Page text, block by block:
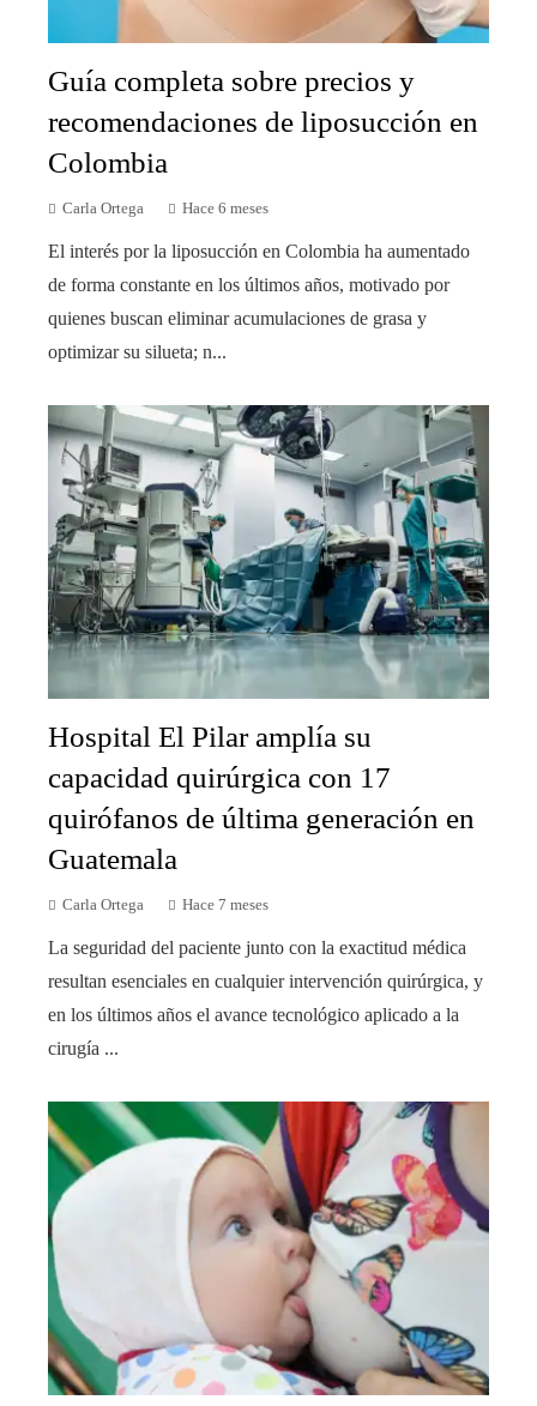
Guía completa sobre precios y
recomendaciones de liposucción en
Colombia
Carla Ortega Hace 6 meses
El interés por la liposucción en Colombia ha aumentado
de forma constante en los últimos años, motivado por
quienes buscan eliminar acumulaciones de grasa y
optimizar su silueta; n...
Hospital El Pilar amplía su
capacidad quirúrgica con 17
quirófanos de última generación en
Guatemala
Carla Ortega Hace 7 meses
La seguridad del paciente junto con la exactitud médica
resultan esenciales en cualquier intervención quirúrgica, y
en los últimos años el avance tecnológico aplicado a la
cirugía ...